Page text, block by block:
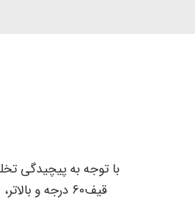
با توجه به پیچیدگی
قیف60 درجه